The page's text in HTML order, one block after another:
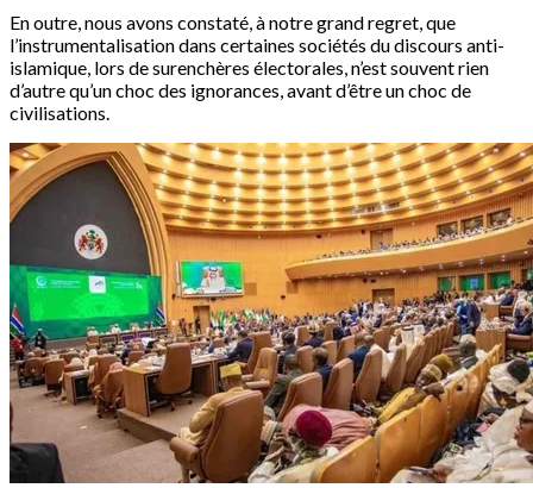
En outre, nous avons constaté, à notre grand regret, que
l’instrumentalisation dans certaines sociétés du discours anti-
islamique, lors de surenchères électorales, n’est souvent rien
d’autre qu’un choc des ignorances, avant d’être un choc de
civilisations.